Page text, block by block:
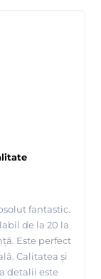
fantastic.
de la 20 la
Este perfect
Calitatea și
detalii este